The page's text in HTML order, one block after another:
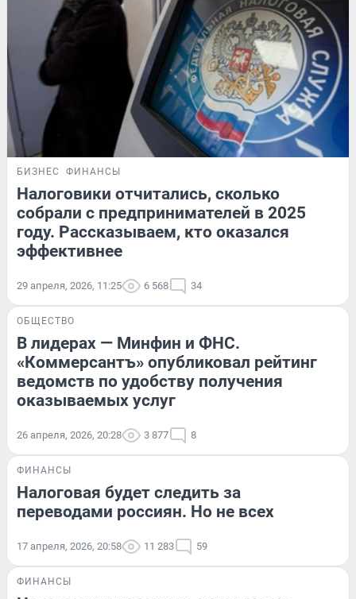
БИЗНЕС ФИНАНСЫ
Налоговики отчитались, сколько
собрали с предпринимателей в 2025
году. Рассказываем, кто оказался
эффективнее
29 апреля, 2026, 11:25 6 568 34
ОБЩЕСТВО
В лидерах — Минфин и ФНС.
«Коммерсантъ» опубликовал рейтинг
ведомств по удобству получения
оказываемых услуг
26 апреля, 2026, 20:28 3 877 8
ФИНАНСЫ
Налоговая будет следить за
переводами россиян. Но не всех
17 апреля, 2026, 20:58 11 283 59
ФИНАНСЫ